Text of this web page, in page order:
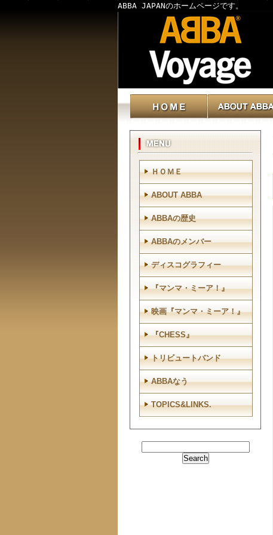
ABBA JAPANのホームページです。
ＨＯＭＥ
ABOUT ABBA
ABBAの歴史
ABBAのメンバー
ディスコグラフィー
『マンマ・ミーア！』
映画『マンマ・ミーア！』
『CHESS』
トリビュートバンド
ABBAなう
TOPICS&LINKS.